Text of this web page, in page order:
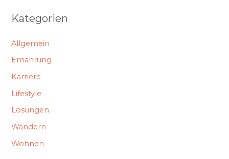
Kategorien
Allgemein
Ernährung
Karriere
Lifestyle
Lösungen
Wandern
Wohnen